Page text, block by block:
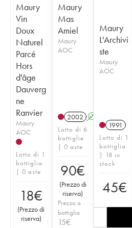
Maury
Vin
Doux
Naturel
Parcé
Hors
d'âge
Dauverg
ne
Ranvier
Maury
AOC
Lotto di 1
bottiglia
| 0 aste
18€
(Prezzo di
riserva)
Maury
Mas
Amiel
Maury
AOC
2002 A
Lotto di 6
bottiglie
| 0 aste
90€
(Prezzo di
riserva)
Prezzo a
bottiglia
15€
Maury
L'Archivi
ste
Maury
AOC
1991
Lotto di 1
bottiglia
| 18 in
stock
45€